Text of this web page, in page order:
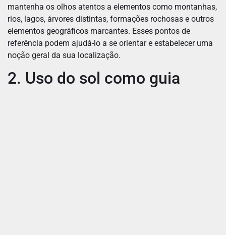
mantenha os olhos atentos a elementos como montanhas,
rios, lagos, árvores distintas, formações rochosas e outros
elementos geográficos marcantes. Esses pontos de
referência podem ajudá-lo a se orientar e estabelecer uma
noção geral da sua localização.
2. Uso do sol como guia